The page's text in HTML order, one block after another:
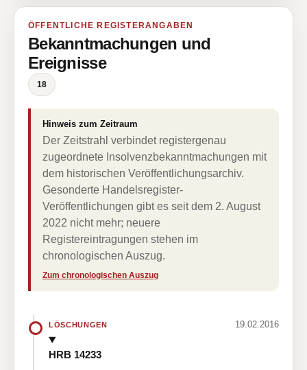
ÖFFENTLICHE REGISTERANGABEN
Bekanntmachungen und
Ereignisse
18
Hinweis zum Zeitraum
Der Zeitstrahl verbindet registergenau
zugeordnete Insolvenzbekanntmachungen mit
dem historischen Veröffentlichungsarchiv.
Gesonderte Handelsregister-
Veröffentlichungen gibt es seit dem 2. August
2022 nicht mehr; neuere
Registereintragungen stehen im
chronologischen Auszug.
Zum chronologischen Auszug
LÖSCHUNGEN 19.02.2016
HRB 14233